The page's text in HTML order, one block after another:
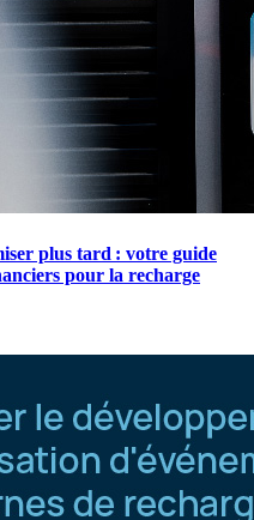
plus tard : votre guide
pour la recharge